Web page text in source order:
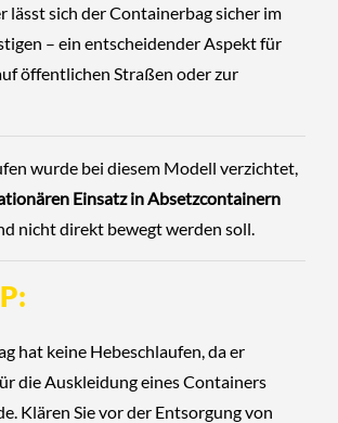
lässt sich der Containerbag sicher im
– ein entscheidender Aspekt für
öffentlichen Straßen oder zur
wurde bei diesem Modell verzichtet,
Einsatz in Absetzcontainern
nicht direkt bewegt werden soll.
hat keine Hebeschlaufen, da er
die Auskleidung eines Containers
Klären Sie vor der Entsorgung von